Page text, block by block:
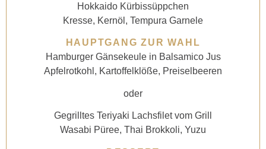
Hokkaido Kürbissüppchen
Kresse, Kernöl, Tempura Garnele
HAUPTGANG ZUR WAHL
Hamburger Gänsekeule in Balsamico Jus
Apfelrotkohl, Kartoffelklöße, Preiselbeeren
oder
Gegrilltes Teriyaki Lachsfilet vom Grill
Wasabi Püree, Thai Brokkoli, Yuzu